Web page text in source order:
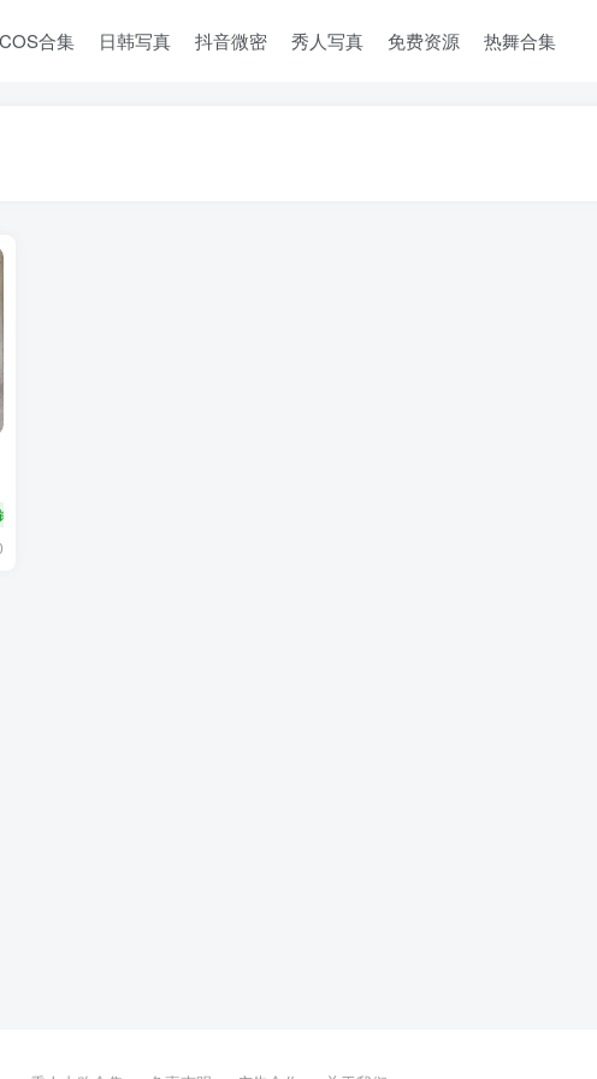
COS合集 日韩写真 抖音微密 秀人写真 免费资源 热舞合集
石免费